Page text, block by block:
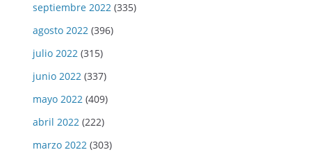
septiembre 2022 (335)
agosto 2022 (396)
julio 2022 (315)
junio 2022 (337)
mayo 2022 (409)
abril 2022 (222)
marzo 2022 (303)